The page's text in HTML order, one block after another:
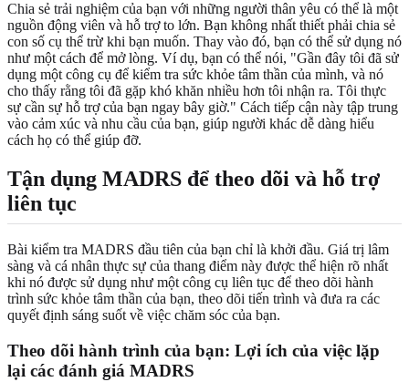
Chia sẻ trải nghiệm của bạn với những người thân yêu có thể là một
nguồn động viên và hỗ trợ to lớn. Bạn không nhất thiết phải chia sẻ
con số cụ thể trừ khi bạn muốn. Thay vào đó, bạn có thể sử dụng nó
như một cách để mở lòng. Ví dụ, bạn có thể nói, "Gần đây tôi đã sử
dụng một công cụ để kiểm tra sức khỏe tâm thần của mình, và nó
cho thấy rằng tôi đã gặp khó khăn nhiều hơn tôi nhận ra. Tôi thực
sự cần sự hỗ trợ của bạn ngay bây giờ." Cách tiếp cận này tập trung
vào cảm xúc và nhu cầu của bạn, giúp người khác dễ dàng hiểu
cách họ có thể giúp đỡ.
Tận dụng MADRS để theo dõi và hỗ trợ
liên tục
Bài kiểm tra MADRS đầu tiên của bạn chỉ là khởi đầu. Giá trị lâm
sàng và cá nhân thực sự của thang điểm này được thể hiện rõ nhất
khi nó được sử dụng như một công cụ liên tục để theo dõi hành
trình sức khỏe tâm thần của bạn, theo dõi tiến trình và đưa ra các
quyết định sáng suốt về việc chăm sóc của bạn.
Theo dõi hành trình của bạn: Lợi ích của việc lặp
lại các đánh giá MADRS